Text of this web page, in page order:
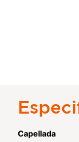
Capellada